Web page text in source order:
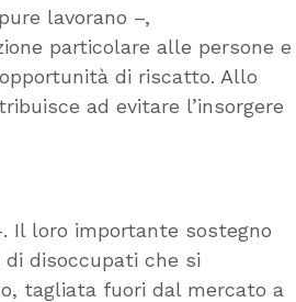
lavorano –,
particolare alle persone e
di riscatto. Allo
ad evitare l’insorgere
Il loro importante sostegno
disoccupati che si
tagliata fuori dal mercato a